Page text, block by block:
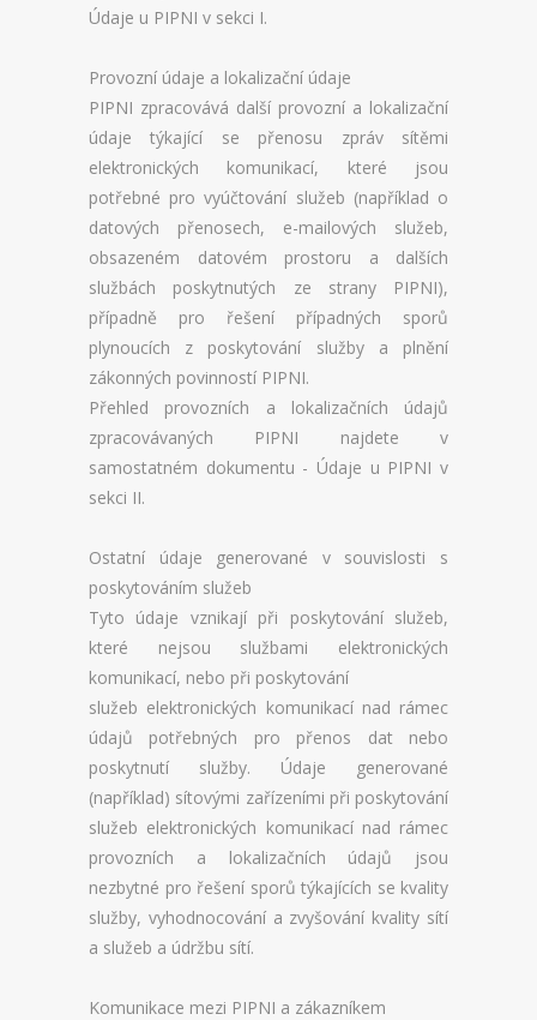
Údaje u PIPNI v sekci I.
Provozní údaje a lokalizační údaje
PIPNI zpracovává další provozní a lokalizační
údaje týkající se přenosu zpráv sítěmi
elektronických komunikací, které jsou
potřebné pro vyúčtování služeb (například o
datových přenosech, e-mailových služeb,
obsazeném datovém prostoru a dalších
službách poskytnutých ze strany PIPNI),
případně pro řešení případných sporů
plynoucích z poskytování služby a plnění
zákonných povinností PIPNI.
Přehled provozních a lokalizačních údajů
zpracovávaných PIPNI najdete v
samostatném dokumentu - Údaje u PIPNI v
sekci II.
Ostatní údaje generované v souvislosti s
poskytováním služeb
Tyto údaje vznikají při poskytování služeb,
které nejsou službami elektronických
komunikací, nebo při poskytování
služeb elektronických komunikací nad rámec
údajů potřebných pro přenos dat nebo
poskytnutí služby. Údaje generované
(například) sítovými zařízeními při poskytování
služeb elektronických komunikací nad rámec
provozních a lokalizačních údajů jsou
nezbytné pro řešení sporů týkajících se kvality
služby, vyhodnocování a zvyšování kvality sítí
a služeb a údržbu sítí.
Komunikace mezi PIPNI a zákazníkem